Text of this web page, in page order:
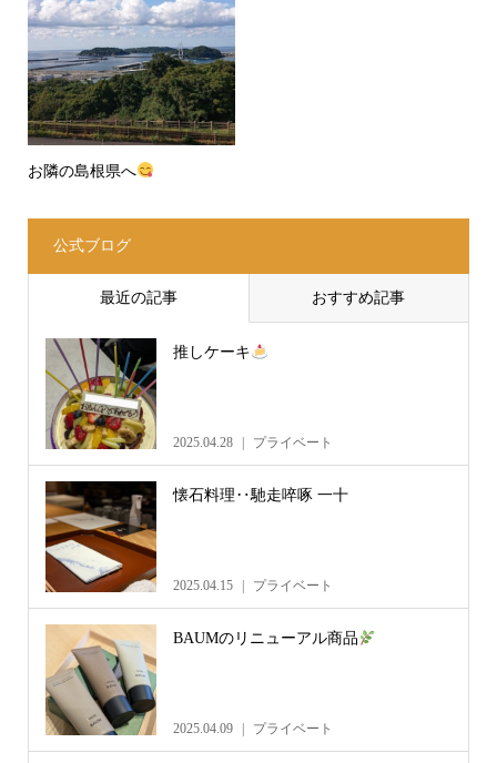
お隣の島根県へ
公式ブログ
最近の記事 おすすめ記事
推しケーキ
2025.04.28 プライベート
懐石料理‥馳走啐啄 一十
2025.04.15 プライベート
BAUMのリニューアル商品
2025.04.09 プライベート